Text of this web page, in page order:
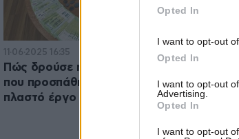
Opted In
I want to opt-out
Opted In
I want to opt-out
Advertising.
Opted In
I want to opt-out
11·06·2025 16:35
Πώς δρούσε η εγκληματική οργάνωση
που προσπάθησε να πουλήσει το
πλαστό έργο του Πικάσο